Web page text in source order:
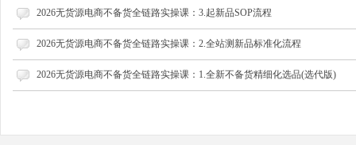
2026无货源电商不备货全链路实操课：3.起新品SOP流程
2026无货源电商不备货全链路实操课：2.全站测新品标准化流程
2026无货源电商不备货全链路实操课：1.全新不备货精细化选品(选代版)